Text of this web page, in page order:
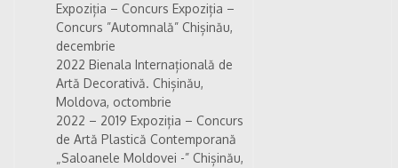
Expoziția – Concurs Expoziția –
Concurs ”Automnală” Chișinău,
decembrie
2022 Bienala Internațională de
Artă Decorativă. Chișinău,
Moldova, octombrie
2022 – 2019 Expoziția – Concurs
de Artă Plastică Contemporană
„Saloanele Moldovei -” Chișinău,